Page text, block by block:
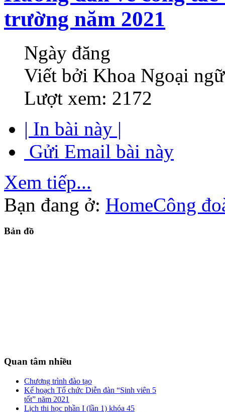
trường năm 2021
Ngày đăng
Viết bởi Khoa Ngoại ngữ
Lượt xem: 2172
| In bài này |
Gửi Email bài này
Xem tiếp...
Bạn đang ở: HomeCông
Bản đồ
Quan tâm nhiều
Chương trình đào tạo
Kế hoạch Tổ chức Diễn đàn “Sinh viên 5
tốt” năm 2021
Lịch thi học phần I (lần 1) khóa 45